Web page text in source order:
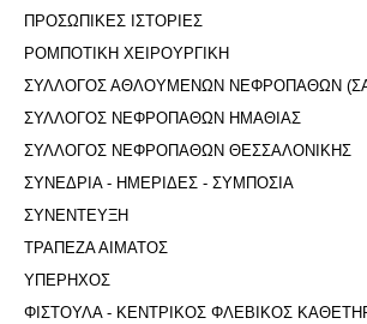
ΠΡΟΣΩΠΙΚΕΣ ΙΣΤΟΡΙΕΣ
ΡΟΜΠΟΤΙΚΗ ΧΕΙΡΟΥΡΓΙΚΗ
ΣΥΛΛΟΓΟΣ ΑΘΛΟΥΜΕΝΩΝ ΝΕΦΡΟΠΑΘΩΝ
ΣΥΛΛΟΓΟΣ ΝΕΦΡΟΠΑΘΩΝ ΗΜΑΘΙΑΣ
ΣΥΛΛΟΓΟΣ ΝΕΦΡΟΠΑΘΩΝ ΘΕΣΣΑΛΟΝΙΚΗΣ
ΣΥΝΕΔΡΙΑ - ΗΜΕΡΙΔΕΣ - ΣΥΜΠΟΣΙΑ
ΣΥΝΕΝΤΕΥΞΗ
ΤΡΑΠΕΖΑ ΑΙΜΑΤΟΣ
ΥΠΕΡΗΧΟΣ
ΦΙΣΤΟΥΛΑ - ΚΕΝΤΡΙΚΟΣ ΦΛΕΒΙΚΟΣ